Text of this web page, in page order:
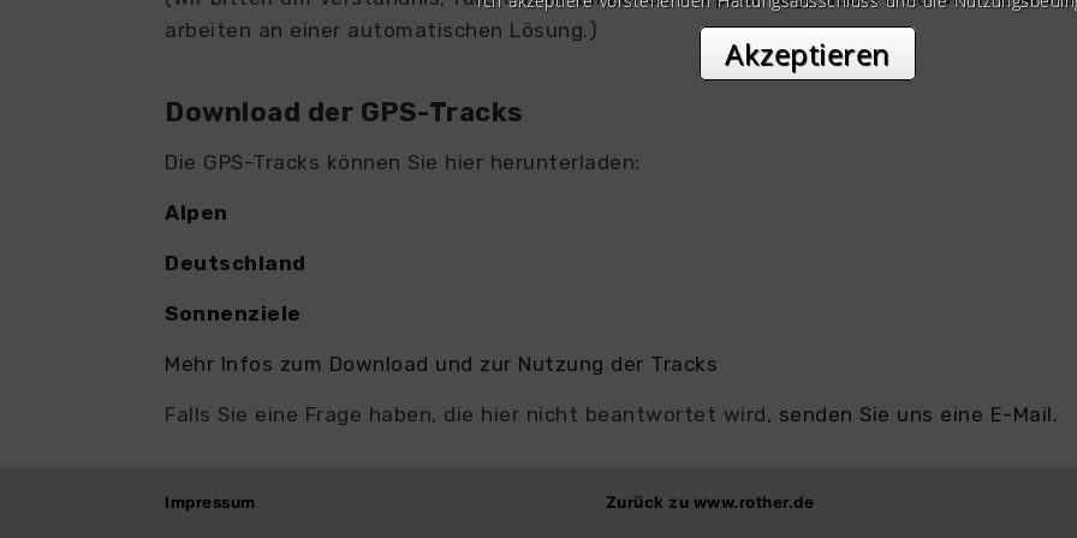
arbeiten an einer automatischen Lösung.)
Download der GPS-Tracks
Die GPS-Tracks können Sie hier herunterladen:
Alpen
Deutschland
Sonnenziele
Mehr Infos zum Download und zur Nutzung der Tracks
Falls Sie eine Frage haben, die hier nicht beantwortet wird, senden Sie uns eine E-Mail.
Impressum Zurück zu www.rother.de
Akzeptieren